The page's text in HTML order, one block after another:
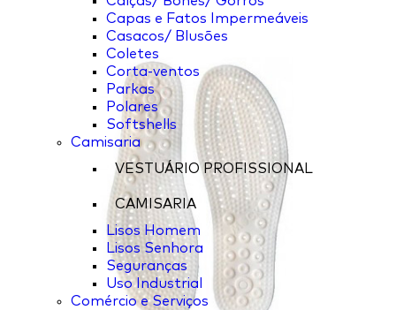
Capas e Fatos Impermeáveis
Casacos/ Blusões
Coletes
Corta-ventos
Parkas
Polares
Softshells
Camisaria
VESTUÁRIO PROFISSIONAL
CAMISARIA
Lisos Homem
Lisos Senhora
Seguranças
Uso Industrial
Comércio e Serviços